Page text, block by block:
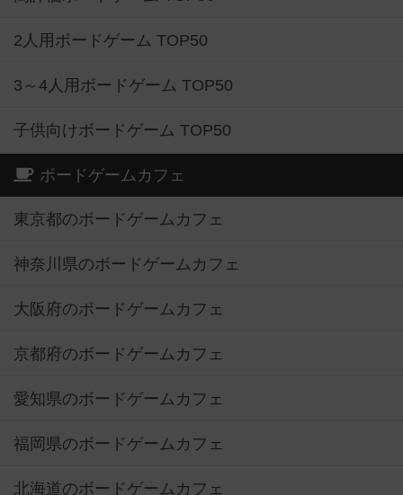
3～4人用ボードゲーム TOP50
子供向けボードゲーム TOP50
ボードゲームカフェ
東京都のボードゲームカフェ
神奈川県のボードゲームカフェ
大阪府のボードゲームカフェ
京都府のボードゲームカフェ
愛知県のボードゲームカフェ
福岡県のボードゲームカフェ
北海道のボードゲームカフェ
オーナー・店長の方へ